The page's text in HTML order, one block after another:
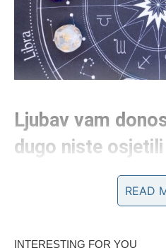
Ljubav vam
dugo niste osjetili
Na polju emocija očekuju vas
period tokom kojeg biste
READ